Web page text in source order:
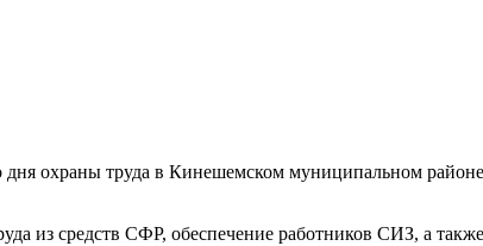
охраны труда в Кинешемском муниципальном
из средств СФР, обеспечение работников СИЗ, а